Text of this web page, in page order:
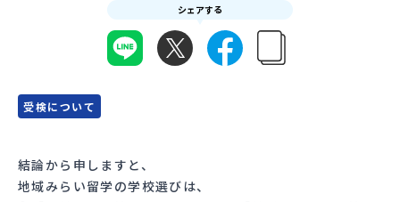
MYページログイン
シェアする
受検について
結論から申しますと、
地域みらい留学の学校選びは、